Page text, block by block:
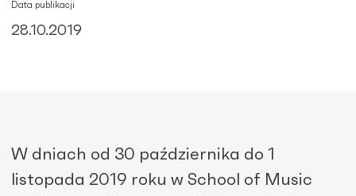
Data publikacji
28.10.2019
W dniach od 30 października do 1
listopada 2019 roku w School of Music